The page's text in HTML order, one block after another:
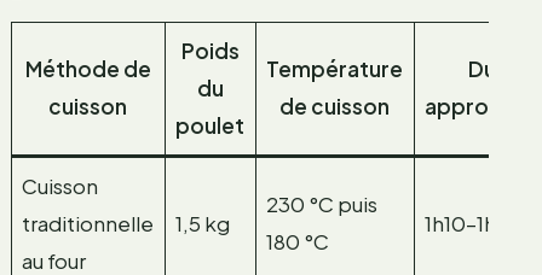
Méthode de
cuisson
Poids
du
poulet
Température
de cuisson
Durée
Cuisson
traditionnelle
au four
1,5 kg
230 °C puis
180 °C
1h10–1h30